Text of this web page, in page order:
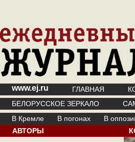
www.ej.ru ГЛАВНАЯ
БЕЛОРУССКОЕ ЗЕРКАЛО
В Кремле
В погонах В
АВТОРЫ